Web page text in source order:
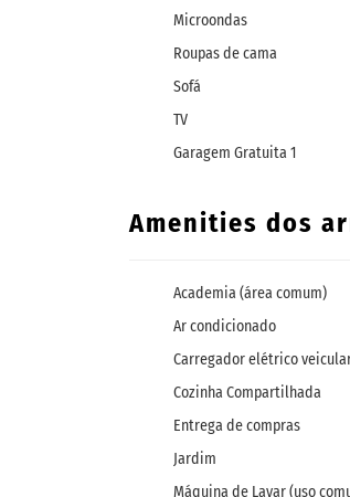
Microondas
Roupas de cama
Sofá
TV
Garagem Gratuita 1
Amenities dos
Academia (área comum)
Ar condicionado
Carregador elétrico
Cozinha Compartilhada
Entrega de compras
Jardim
Máquina de Lavar (uso